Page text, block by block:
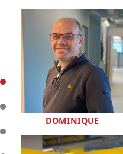
DOMINIQUE